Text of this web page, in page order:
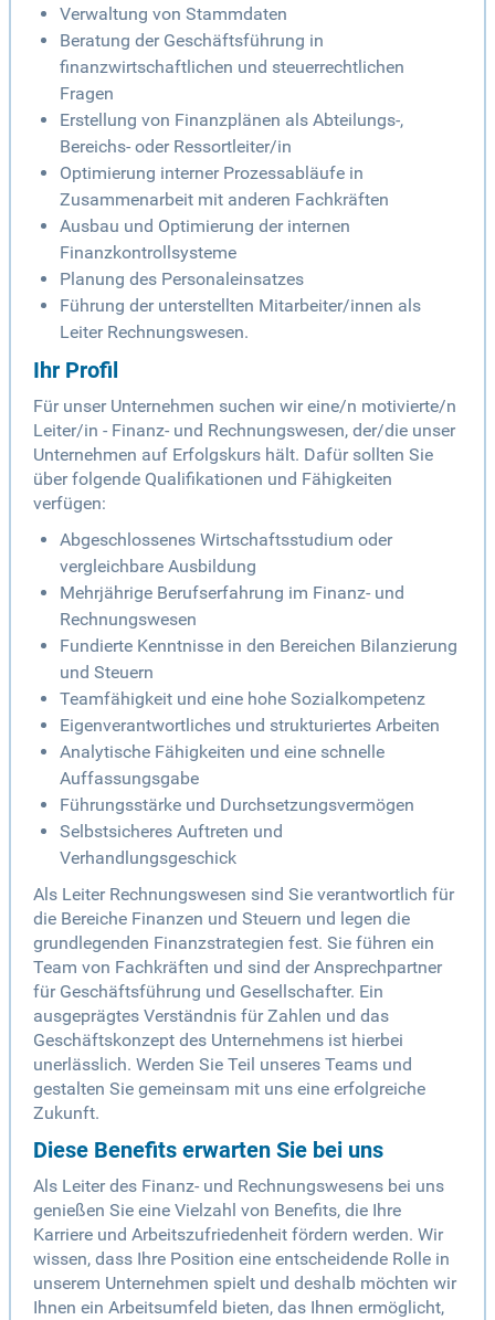
Verwaltung von Stammdaten
Beratung der Geschäftsführung in
finanzwirtschaftlichen und steuerrechtlichen
Fragen
Erstellung von Finanzplänen als Abteilungs-,
Bereichs- oder Ressortleiter/in
Optimierung interner Prozessabläufe in
Zusammenarbeit mit anderen Fachkräften
Ausbau und Optimierung der internen
Finanzkontrollsysteme
Planung des Personaleinsatzes
Führung der unterstellten Mitarbeiter/innen als
Leiter Rechnungswesen.
Ihr Profil
Für unser Unternehmen suchen wir eine/n motivierte/n
Leiter/in - Finanz- und Rechnungswesen, der/die unser
Unternehmen auf Erfolgskurs hält. Dafür sollten Sie
über folgende Qualifikationen und Fähigkeiten
verfügen:
Abgeschlossenes Wirtschaftsstudium oder
vergleichbare Ausbildung
Mehrjährige Berufserfahrung im Finanz- und
Rechnungswesen
Fundierte Kenntnisse in den Bereichen Bilanzierung
und Steuern
Teamfähigkeit und eine hohe Sozialkompetenz
Eigenverantwortliches und strukturiertes Arbeiten
Analytische Fähigkeiten und eine schnelle
Auffassungsgabe
Führungsstärke und Durchsetzungsvermögen
Selbstsicheres Auftreten und
Verhandlungsgeschick
Als Leiter Rechnungswesen sind Sie verantwortlich für
die Bereiche Finanzen und Steuern und legen die
grundlegenden Finanzstrategien fest. Sie führen ein
Team von Fachkräften und sind der Ansprechpartner
für Geschäftsführung und Gesellschafter. Ein
ausgeprägtes Verständnis für Zahlen und das
Geschäftskonzept des Unternehmens ist hierbei
unerlässlich. Werden Sie Teil unseres Teams und
gestalten Sie gemeinsam mit uns eine erfolgreiche
Zukunft.
Diese Benefits erwarten Sie bei uns
Als Leiter des Finanz- und Rechnungswesens bei uns
genießen Sie eine Vielzahl von Benefits, die Ihre
Karriere und Arbeitszufriedenheit fördern werden. Wir
wissen, dass Ihre Position eine entscheidende Rolle in
unserem Unternehmen spielt und deshalb möchten wir
Ihnen ein Arbeitsumfeld bieten, das Ihnen ermöglicht,